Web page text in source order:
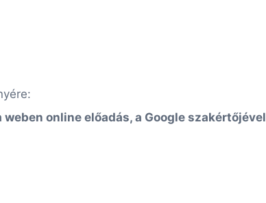
online előadás, a Google szakértőjével